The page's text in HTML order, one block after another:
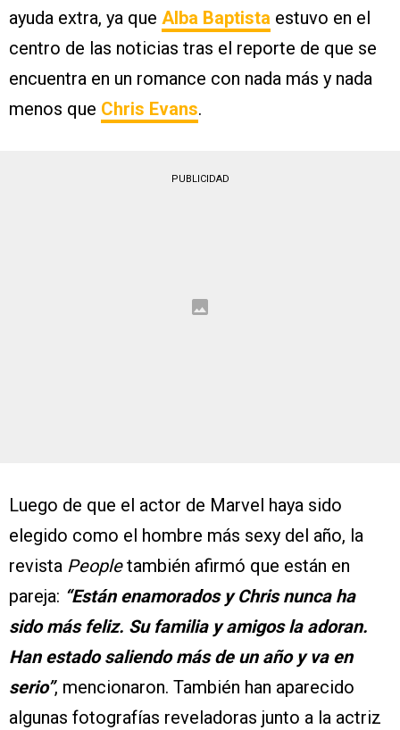
ayuda extra, ya que Alba Baptista estuvo en el
centro de las noticias tras el reporte de que se
encuentra en un romance con nada más y nada
menos que Chris Evans.
PUBLICIDAD
Luego de que el actor de Marvel haya sido
elegido como el hombre más sexy del año, la
revista Peopletambién afirmó que están en
pareja: “Están enamorados y Chris nunca ha
sido más feliz. Su familia y amigos la adoran.
Han estado saliendo más de un año y va en
serio”, mencionaron. También han aparecido
algunas fotografías reveladoras junto a la actriz